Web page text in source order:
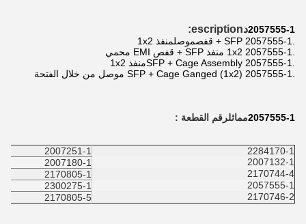
2057555-1دescription:
2057555-1 SFP + قفص موصلمنفذ 1x2
منفذ 1x2
2057555-1مماثلرقم القطعة :
2284170-1
2007251-1
2007132-1
2007180-1
2170744-4
2170805-1
2057555-1
2300275-1
2170746-2
2170805-5